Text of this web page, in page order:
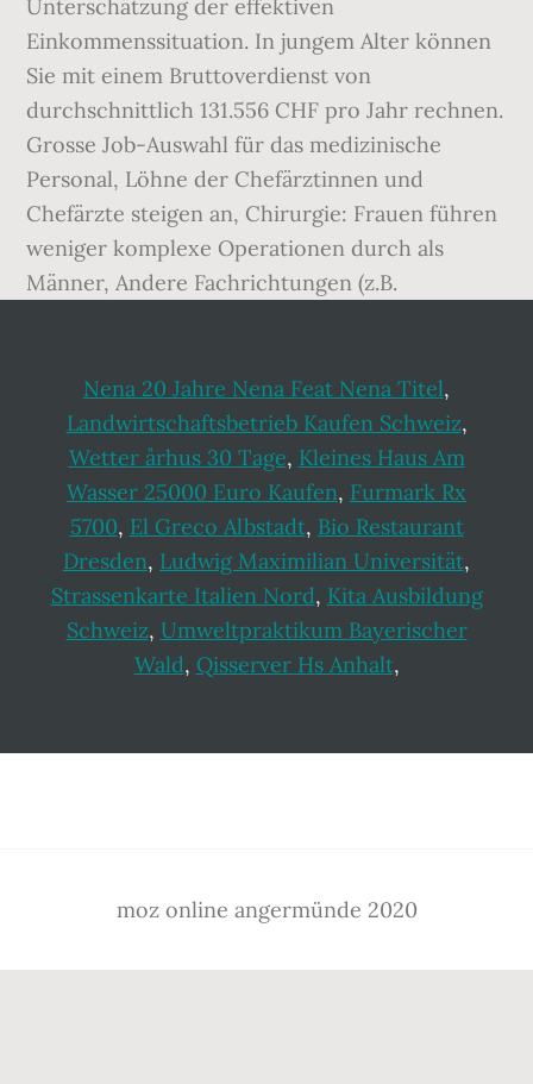
Nena 20 Jahre Nena Feat Nena Titel,
Landwirtschaftsbetrieb Kaufen Schweiz,
Wetter århus 30 Tage, Kleines Haus Am
Wasser 25000 Euro Kaufen, Furmark Rx
5700, El Greco Albstadt, Bio Restaurant
Dresden, Ludwig Maximilian Universität,
Strassenkarte Italien Nord, Kita Ausbildung
Schweiz, Umweltpraktikum Bayerischer
Wald, Qisserver Hs Anhalt,
moz online angermünde 2020